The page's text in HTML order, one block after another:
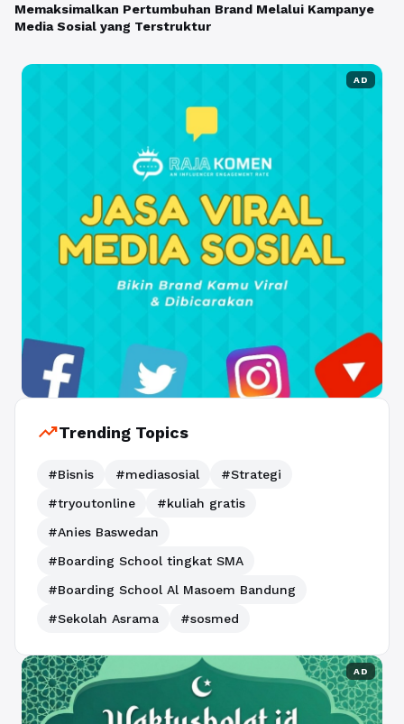
Memaksimalkan Pertumbuhan Brand Melalui Kampanye
Media Sosial yang Terstruktur
AD
trending_upTrending Topics
#Bisnis #mediasosial
#Strategi
#tryoutonline
#kuliah gratis
#Anies Baswedan
#Boarding School tingkat SMA
#Boarding School Al Masoem Bandung
#Sekolah Asrama
#sosmed
AD